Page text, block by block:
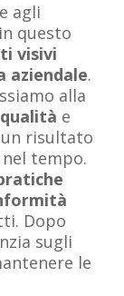
agli
questo
visivi
aziendale.
alla
e
risultato
tempo.
Dopo
sugli
le